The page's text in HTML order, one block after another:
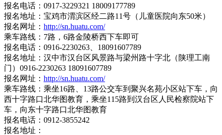
报名电话：0917-3229321 18009177789
报名地址：宝鸡市渭滨区经二路11号（儿童医院向东50米）
报名网址： http://sn.huatu.com/
乘车路线：7路，6路金陵桥西下车即可
报名电话：0916-2230263、18091607789
报名地址：汉中市汉台区风景路与梁州路十字北（陕理工南
门）0916-2230263 18091607789
报名网址： http://sn.huatu.com/
乘车路线：乘坐16路、13路公交车到聚兴名苑小区站下车，向
西十字路口北华图教育，乘坐115路到汉台区人民检察院站下
车，向东十字路口北华图教育
报名电话：0912-3855242
报名地址：